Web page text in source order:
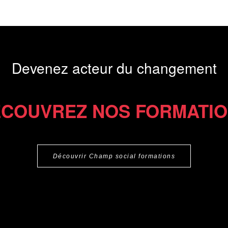
Devenez acteur du changement
NOS
Découvrir Champ social formations